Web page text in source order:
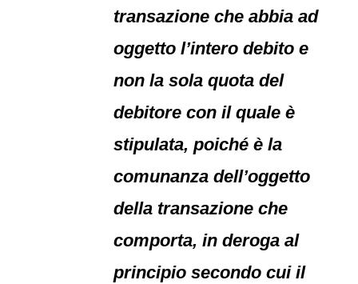
transazione che abbia ad
oggetto l’intero debito e
non la sola quota del
debitore con il quale è
stipulata, poiché è la
comunanza dell’oggetto
della transazione che
comporta, in deroga al
principio secondo cui il